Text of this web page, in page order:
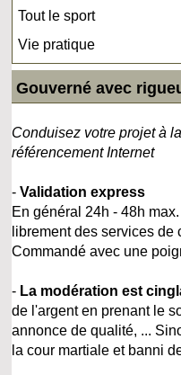
Tout le sport
Vie pratique
Gouverné avec
Conduisez votre projet à
référencement Internet
-Validation express
En général 24h - 48h
librement des services
Commandé avec une
- La modération est
de l'argent en prenant le
annonce de qualité, ...
la cour martiale et banni